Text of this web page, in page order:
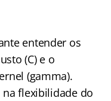
entender os
(C) e o
(gamma).
flexibilidade do